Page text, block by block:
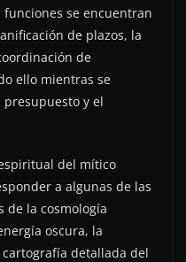
se encuentran
de plazos, la
de
ello mientras se
y el
del mítico
a algunas de las
de la cosmología
oscura, la
detallada del